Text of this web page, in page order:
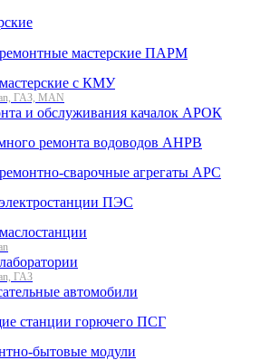
мастерские ПАРМ
с КМУ
ГАЗ, MAN
и обслуживания качалок АРОК
ремонта водоводов АНРВ
сварочные агрегаты АРС
ПЭС
ГАЗ
автомобили
станции горючего ПСГ
бытовые модули